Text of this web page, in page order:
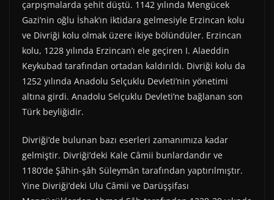
çarpışmalarda şehit düştü. 1142 yılında Mengücek
Gazi’nin oğlu İshak’ın iktidara gelmesiyle Erzincan kolu
ve Divriği kolu olmak üzere ikiye bölündüler. Erzincan
kolu, 1228 yılında Erzincan’ı ele geçiren I. Alaeddin
Keykubad tarafından ortadan kaldırıldı. Divriği kolu da
1252 yılında Anadolu Selçuklu Devleti’nin yönetimi
altına girdi. Anadolu Selçuklu Devleti’ne bağlanan son
Türk beyliğidir.
Divriği’de bulunan bazı eserleri zamanımıza kadar
gelmiştir. Divriği’deki Kale Câmii bunlardandır ve
1180’de Şâhin-şâh Süleymân tarafından yaptırılmıştır.
Yine Divriği’deki Ulu Câmii ve Darüşşifası